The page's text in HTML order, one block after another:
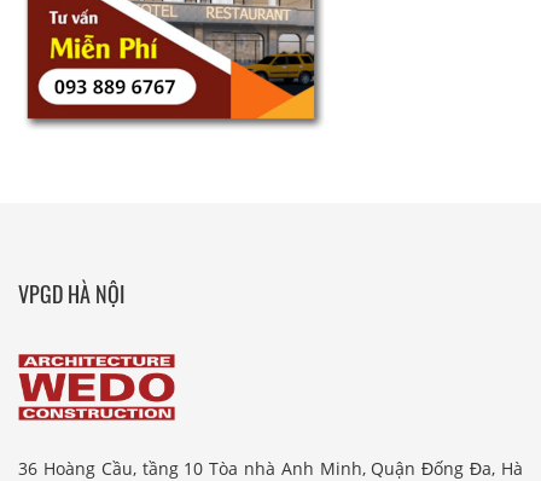
VPGD HÀ NỘI
36 Hoàng Cầu, tầng 10 Tòa nhà Anh Minh, Quận Đống Đa, Hà